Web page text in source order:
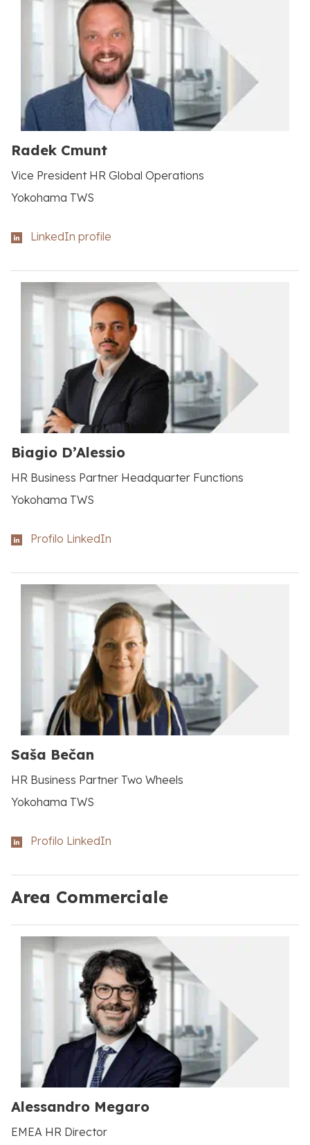
Radek Cmunt
Vice President HR Global Operations
Yokohama TWS
LinkedIn profile
Biagio D’Alessio
HR Business Partner Headquarter Functions
Yokohama TWS
Profilo LinkedIn
Saša Bečan
HR Business Partner Two Wheels
Yokohama TWS
Profilo LinkedIn
Area Commerciale
Alessandro Megaro
EMEA HR Director